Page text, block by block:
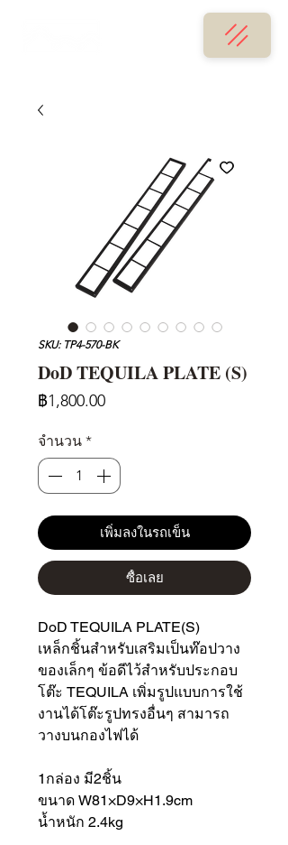
SKU: TP4-570-BK
DoD TEQUILA PLATE (S)
฿1,800.00ราคา
จำนวน *
เพิ่มลงในรถเข็น
ซื้อเลย
DoD TEQUILA PLATE(S)
เหล็กชิ้นสำหรับเสริมเป็นท๊อปวาง
ของเล็กๆ ข้อดีไว้สำหรับประกอบ
โต๊ะ TEQUILA เพิ่มรูปแบบการใช้
งานได้โต๊ะรูปทรงอื่นๆ สามารถ
วางบนกองไฟได้
1กล่อง มี2ชิ้น
ขนาด W81×D9×H1.9cm
น้ำหนัก 2.4kg